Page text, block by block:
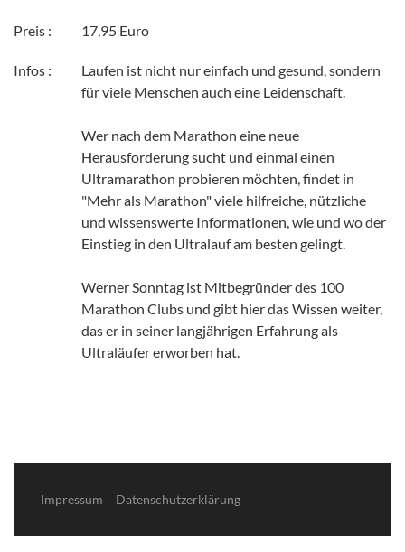
Preis : 17,95 Euro
Infos :
Laufen ist nicht nur einfach und gesund, sondern
für viele Menschen auch eine Leidenschaft.
Wer nach dem Marathon eine neue
Herausforderung sucht und einmal einen
Ultramarathon probieren möchten, findet in
"Mehr als Marathon" viele hilfreiche, nützliche
und wissenswerte Informationen, wie und wo der
Einstieg in den Ultralauf am besten gelingt.
Werner Sonntag ist Mitbegründer des 100
Marathon Clubs und gibt hier das Wissen weiter,
das er in seiner langjährigen Erfahrung als
Ultraläufer erworben hat.
Impressum Datenschutzerklärung